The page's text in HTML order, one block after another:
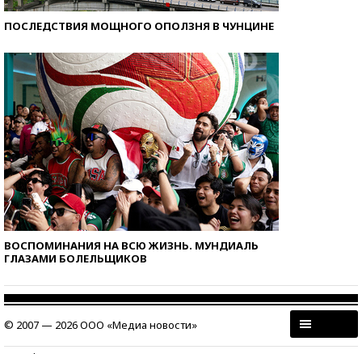
ПОСЛЕДСТВИЯ МОЩНОГО ОПОЛЗНЯ В ЧУНЦИНЕ
ВОСПОМИНАНИЯ НА ВСЮ ЖИЗНЬ. МУНДИАЛЬ
ГЛАЗАМИ БОЛЕЛЬЩИКОВ
© 2007 — 2026 ООО «Медиа новости»